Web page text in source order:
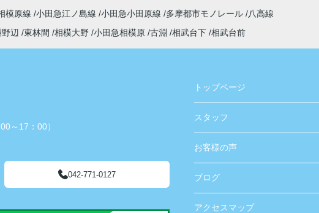
模原線 小田急江ノ島線 小田急小田原線 多摩都市モノレール
八高線
辺 東林間 相模大野 小田急相模原 古淵 相武台下 相武台前
～17：00）
042-771-0127
トップページ
スタッフ
お客様の声
ブログ
アクセスマップ